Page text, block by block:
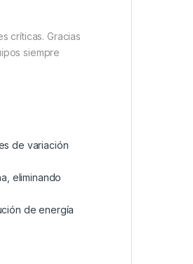
críticas. Gracias
siempre
de variación
eliminando
de energía